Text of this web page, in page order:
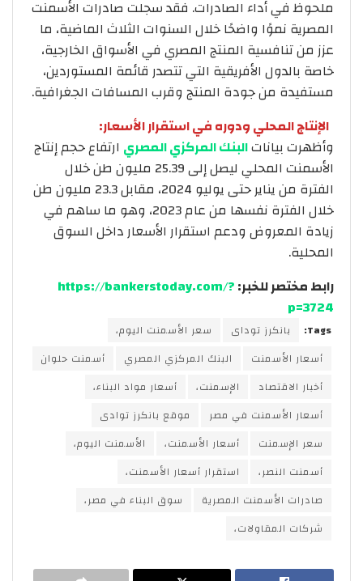
ملحوظ في أداء الصادرات. فقد سجلت صادرات الأسمنت
المصرية نموًا واضحًا خلال السنوات الثلاث الماضية، ما
عزز من تنافسية المنتج المصري في الأسواق الخارجية،
خاصة بالدول الأفريقية التي تتصدر قائمة المستوردين،
مستفيدة من جودة المنتج وقرب المسافات الجغرافية.
الإنتاج المحلي ودوره في استقرار الأسعار:
وأظهرت بياناتالبنك المركزي المصري ارتفاع حجم إنتاج
الأسمنت المحلي ليصل إلى 25.39 مليون طن خلال
الفترة من يناير حتى يوليو 2024، مقابل 23.3 مليون طن
خلال الفترة نفسها من عام 2023، وهو ما ساهم في
زيادة المعروض ودعم استقرار الأسعار داخل السوق
المحلية.
رابط مختصر للخبر:https://bankerstoday.com/?
p=3724
Tags: بانكرز توداى
سعر الأسمنت اليوم،
أسعار الأسمنت
البنك المركزي المصري
أسمنت حلوان
أخبار الاقتصاد
الإسمنت،
أسعار مواد البناء،
أسعار الأسمنت في مصر
موقع بانكرز توادى
سعر الإسمنت
أسعار الأسمنت،
الأسمنت اليوم،
أسمنت النصر،
استقرار أسعار الأسمنت،
صادرات الأسمنت المصرية
سوق البناء في مصر،
شركات المقاولات،